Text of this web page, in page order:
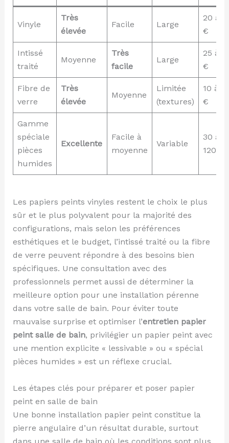
Vinyle
Très
élevée
Facile Large
20 à
€
Intissé
traité
Moyenne
Très
facile
Large
25 à
€
Fibre de
verre
Très
élevée
Moyenne
Limitée
(textures)
10 à
€
Gamme
spéciale
pièces
humides
Excellente
Facile à
moyenne
Variable
30 à
120 €
Les papiers peints vinyles restent le choix le plus
sûr et le plus polyvalent pour la majorité des
configurations, mais selon les préférences
esthétiques et le budget, l’intissé traité ou la fibre
de verre peuvent répondre à des besoins bien
spécifiques. Une consultation avec des
professionnels permet aussi de déterminer la
meilleure option pour une installation pérenne
dans votre salle de bain. Pour éviter toute
mauvaise surprise et optimiser l’entretien papier
peint salle de bain, privilégier un papier peint avec
une mention explicite « lessivable » ou « spécial
pièces humides » est un réflexe crucial.
Les étapes clés pour préparer et poser papier
peint en salle de bain
Une bonne installation papier peint constitue la
pierre angulaire d’un résultat durable, surtout